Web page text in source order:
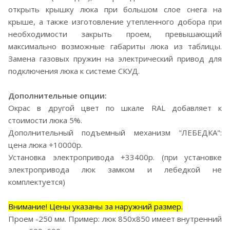
открыть крышку люка при большом слое снега на
крыше, а также изготовление утепленного добора при
необходимости закрыть проем, превышающий
максимально возможные габариты люка из таблицы.
Замена газовых пружин на электрический привод для
подключения люка к системе СКУД.
Дополнительные опции:
Окрас в другой цвет по шкале RAL добавляет к
стоимости люка 5%.
Дополнительный подъемный механизм "ЛЕБЕДКА":
цена люка +10000р.
Установка электропривода +33400р. (при установке
электропривода люк замком и лебедкой не
комплектуется)
Внимание! Цены указаны за наружний размер.
Проем -250 мм. Пример: люк 850х850 имеет внутренний